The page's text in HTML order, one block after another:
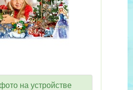
на устройстве